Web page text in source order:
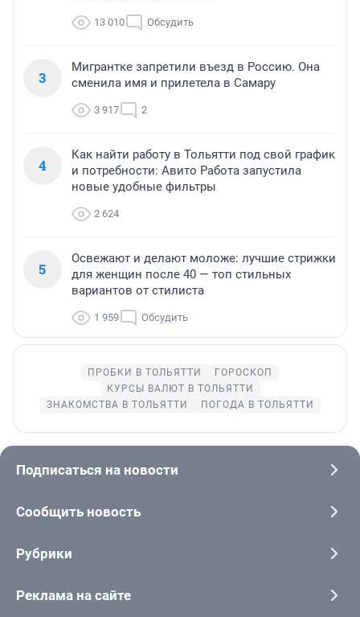
13 010 Обсудить
3
Мигрантке запретили въезд в Россию. Она
сменила имя и прилетела в Самару
3 917 2
4
Как найти работу в Тольятти под свой график
и потребности: Авито Работа запустила
новые удобные фильтры
2 624
5
Освежают и делают моложе: лучшие стрижки
для женщин после 40 — топ стильных
вариантов от стилиста
1 959 Обсудить
ПРОБКИ В ТОЛЬЯТТИ
ГОРОСКОП
КУРСЫ ВАЛЮТ В ТОЛЬЯТТИ
ЗНАКОМСТВА В ТОЛЬЯТТИ
ПОГОДА В ТОЛЬЯТТИ
Подписаться на новости
Сообщить новость
Рубрики
Реклама на сайте